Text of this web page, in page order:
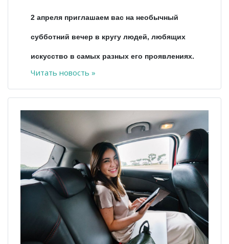
2 апреля приглашаем вас на необычный
субботний вечер в кругу людей, любящих
искусство в самых разных его проявлениях.
Читать новость »